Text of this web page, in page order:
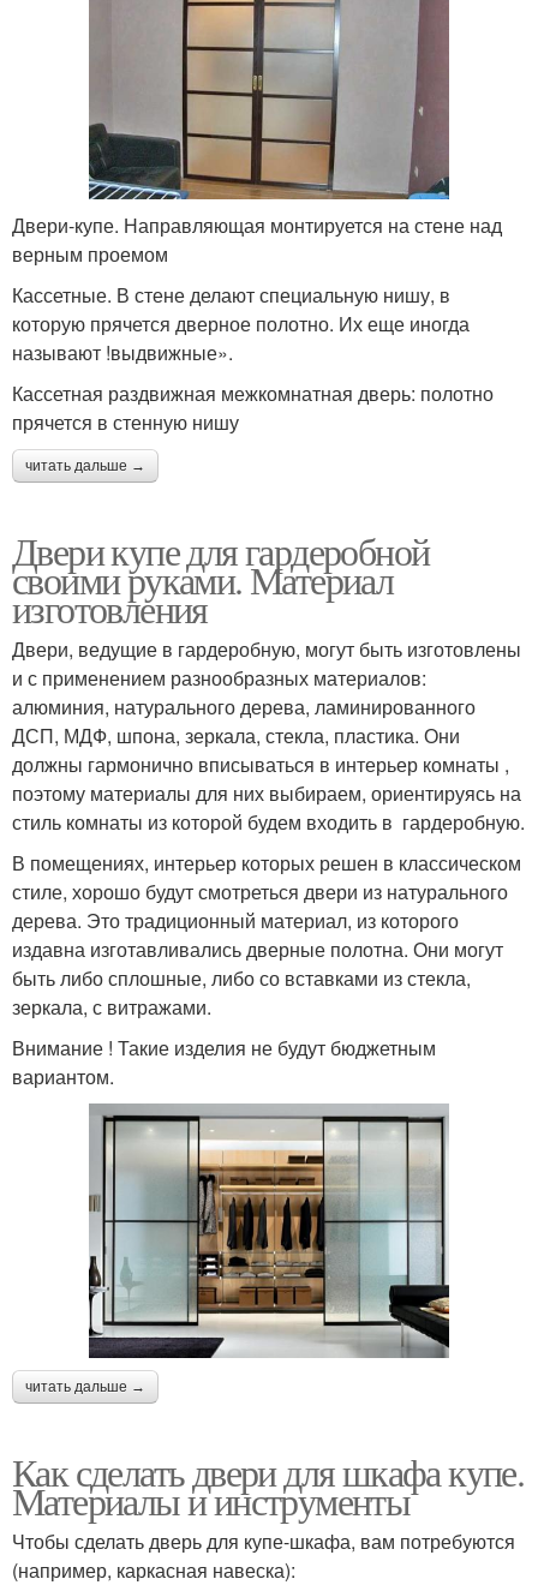
Двери-купе. Направляющая монтируется на стене над
верным проемом
Кассетные. В стене делают специальную нишу, в
которую прячется дверное полотно. Их еще иногда
называют !выдвижные».
Кассетная раздвижная межкомнатная дверь: полотно
прячется в стенную нишу
читать дальше →
Двери купе для гардеробной
своими руками. Материал
изготовления
Двери, ведущие в гардеробную, могут быть изготовлены
и с применением разнообразных материалов:
алюминия, натурального дерева, ламинированного
ДСП, МДФ, шпона, зеркала, стекла, пластика. Они
должны гармонично вписываться в интерьер комнаты ,
поэтому материалы для них выбираем, ориентируясь на
стиль комнаты из которой будем входить в гардеробную.
В помещениях, интерьер которых решен в классическом
стиле, хорошо будут смотреться двери из натурального
дерева. Это традиционный материал, из которого
издавна изготавливались дверные полотна. Они могут
быть либо сплошные, либо со вставками из стекла,
зеркала, с витражами.
Внимание ! Такие изделия не будут бюджетным
вариантом.
читать дальше →
Как сделать двери для шкафа купе.
Материалы и инструменты
Чтобы сделать дверь для купе-шкафа, вам потребуются
(например, каркасная навеска):